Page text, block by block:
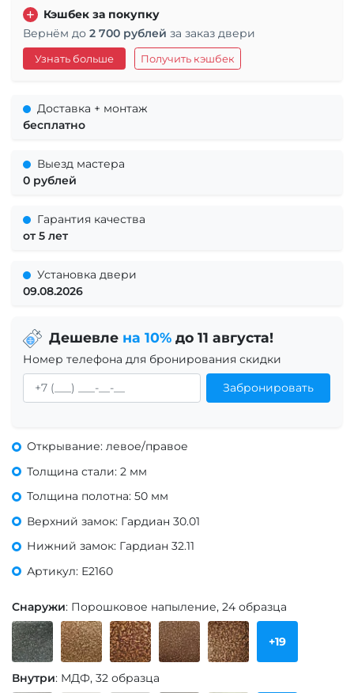
Кэшбек за покупку
Вернём до 2 700 рублей за заказ двери
Узнать больше Получить кэшбек
Доставка + монтаж
бесплатно
Выезд мастера
0 рублей
Гарантия качества
от 5 лет
Установка двери
09.08.2026
Дешевле на 10%до 11 августа!
Номер телефона для бронирования скидки
Забронировать
Открывание: левое/правое
Толщина стали: 2 мм
Толщина полотна: 50 мм
Верхний замок: Гардиан 30.01
Нижний замок: Гардиан 32.11
Артикул: Е2160
Снаружи: Порошковое напыление, 24 образца
+19
Внутри: МДФ, 32 образца